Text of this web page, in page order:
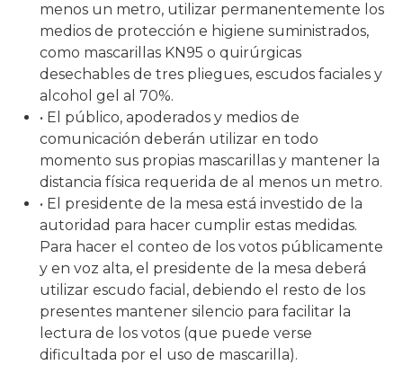
menos un metro, utilizar permanentemente los
medios de protección e higiene suministrados,
como mascarillas KN95 o quirúrgicas
desechables de tres pliegues, escudos faciales y
alcohol gel al 70%.
• El público, apoderados y medios de
comunicación deberán utilizar en todo
momento sus propias mascarillas y mantener la
distancia física requerida de al menos un metro.
• El presidente de la mesa está investido de la
autoridad para hacer cumplir estas medidas.
Para hacer el conteo de los votos públicamente
y en voz alta, el presidente de la mesa deberá
utilizar escudo facial, debiendo el resto de los
presentes mantener silencio para facilitar la
lectura de los votos (que puede verse
dificultada por el uso de mascarilla).